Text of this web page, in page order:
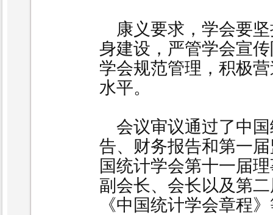
康义要求，学会要坚
身建设，严管学会宣
学会规范管理，积极
水平。
会议审议通过了中国
告、财务报告和第一
国统计学会第十一届
副会长、会长以及第
《中国统计学会章程